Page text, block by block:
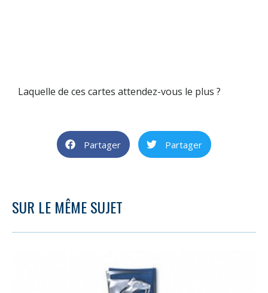
Laquelle de ces cartes attendez-vous le plus ?
Partager Partager
SUR LE MÊME SUJET